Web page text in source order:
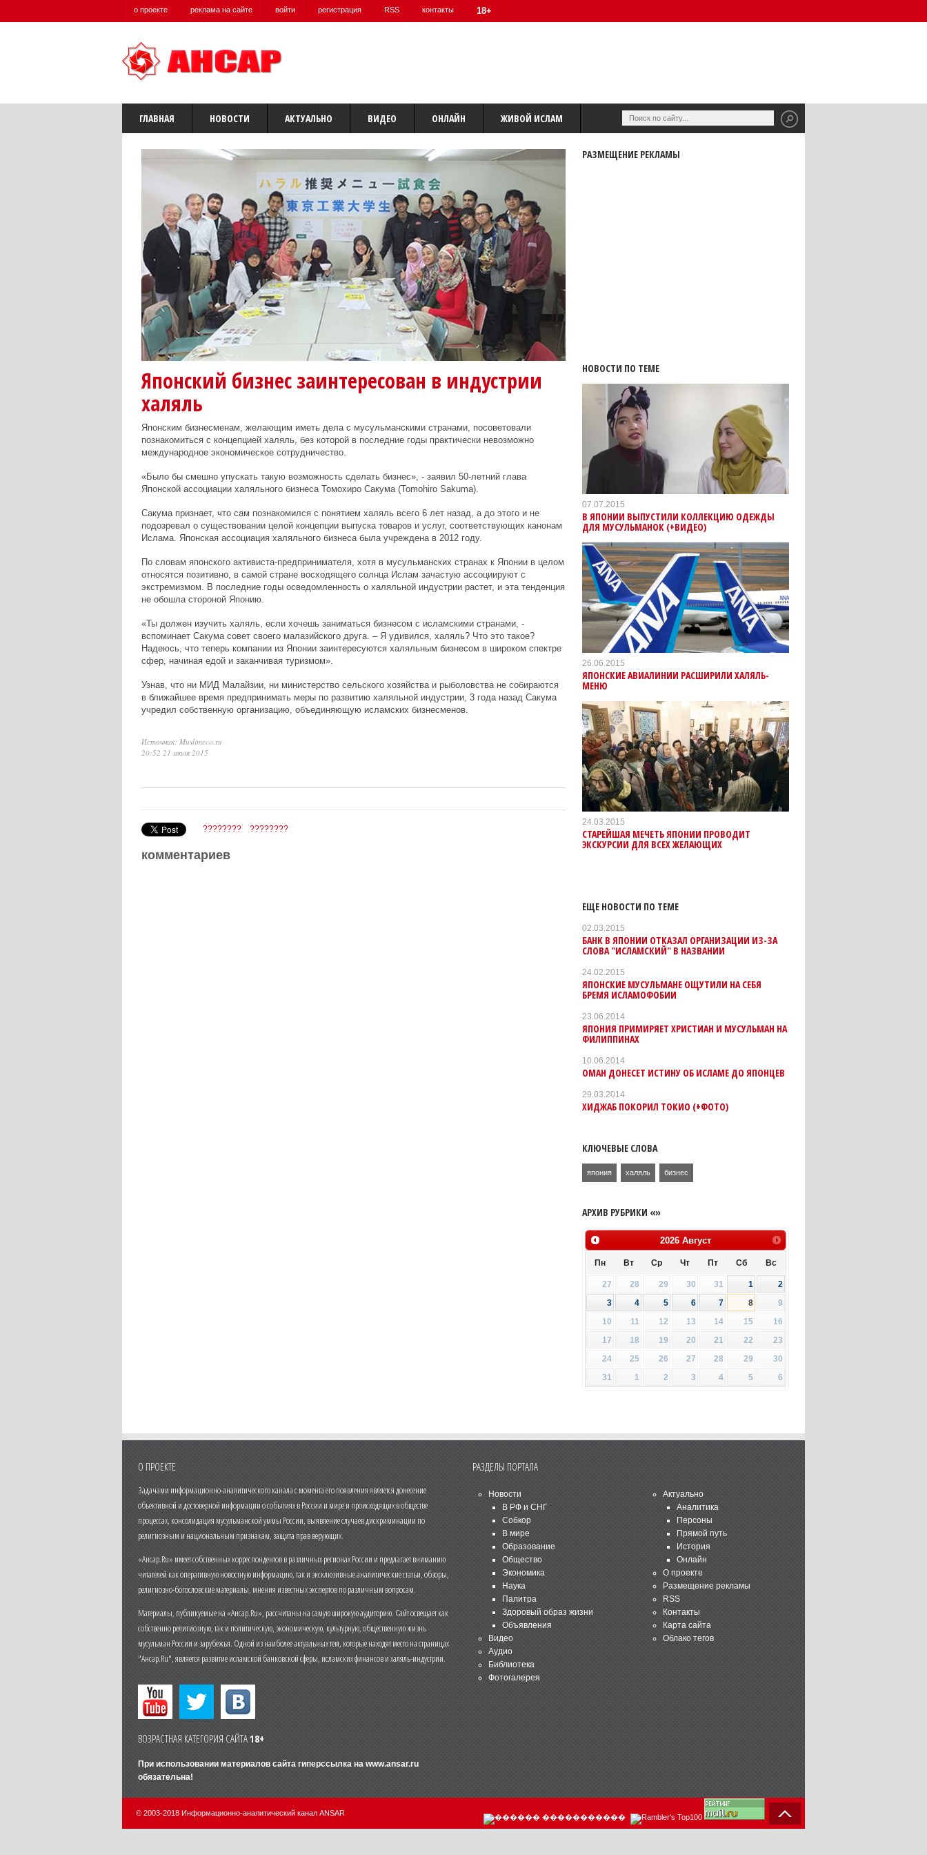
о проекте реклама на сайте войти регистрация RSS контакты 18+
ГЛАВНАЯ НОВОСТИ АКТУАЛЬНО ВИДЕО ОНЛАЙН ЖИВОЙ ИСЛАМ
Японский бизнес заинтересован в индустрии
халяль
Японским бизнесменам, желающим иметь дела с мусульманскими странами, посоветовали
познакомиться с концепцией халяль, без которой в последние годы практически невозможно
международное экономическое сотрудничество.
«Было бы смешно упускать такую возможность сделать бизнес», - заявил 50-летний глава
Японской ассоциации халяльного бизнеса Томохиро Сакума (Tomohiro Sakuma).
Сакума признает, что сам познакомился с понятием халяль всего 6 лет назад, а до этого и не
подозревал о существовании целой концепции выпуска товаров и услуг, соответствующих канонам
Ислама. Японская ассоциация халяльного бизнеса была учреждена в 2012 году.
По словам японского активиста-предпринимателя, хотя в мусульманских странах к Японии в целом
относятся позитивно, в самой стране восходящего солнца Ислам зачастую ассоциируют с
экстремизмом. В последние годы осведомленность о халяльной индустрии растет, и эта тенденция
не обошла стороной Японию.
«Ты должен изучить халяль, если хочешь заниматься бизнесом с исламскими странами, -
вспоминает Сакума совет своего малазийского друга. – Я удивился, халяль? Что это такое?
Надеюсь, что теперь компании из Японии заинтересуются халяльным бизнесом в широком спектре
сфер, начиная едой и заканчивая туризмом».
Узнав, что ни МИД Малайзии, ни министерство сельского хозяйства и рыболовства не собираются
в ближайшее время предпринимать меры по развитию халяльной индустрии, 3 года назад Сакума
учредил собственную организацию, объединяющую исламских бизнесменов.
Источник: Muslimeco.ru
20:52 21 июля 2015
???????? ????????
комментариев
РАЗМЕЩЕНИЕ РЕКЛАМЫ
НОВОСТИ ПО ТЕМЕ
07.07.2015
В ЯПОНИИ ВЫПУСТИЛИ КОЛЛЕКЦИЮ ОДЕЖДЫ
ДЛЯ МУСУЛЬМАНОК (+ВИДЕО)
26.06.2015
ЯПОНСКИЕ АВИАЛИНИИ РАСШИРИЛИ ХАЛЯЛЬ-
МЕНЮ
24.03.2015
СТАРЕЙШАЯ МЕЧЕТЬ ЯПОНИИ ПРОВОДИТ
ЭКСКУРСИИ ДЛЯ ВСЕХ ЖЕЛАЮЩИХ
ЕЩЕ НОВОСТИ ПО ТЕМЕ
02.03.2015
БАНК В ЯПОНИИ ОТКАЗАЛ ОРГАНИЗАЦИИ ИЗ-ЗА
СЛОВА "ИСЛАМСКИЙ" В НАЗВАНИИ
24.02.2015
ЯПОНСКИЕ МУСУЛЬМАНЕ ОЩУТИЛИ НА СЕБЯ
БРЕМЯ ИСЛАМОФОБИИ
23.06.2014
ЯПОНИЯ ПРИМИРЯЕТ ХРИСТИАН И МУСУЛЬМАН НА
ФИЛИППИНАХ
10.06.2014
ОМАН ДОНЕСЕТ ИСТИНУ ОБ ИСЛАМЕ ДО ЯПОНЦЕВ
29.03.2014
ХИДЖАБ ПОКОРИЛ ТОКИО (+ФОТО)
КЛЮЧЕВЫЕ СЛОВА
япония халяль бизнес
АРХИВ РУБРИКИ «»
2026 Август
Пн Вт Ср Чт Пт Сб Вс
27 28 29 30 31 1
2
3
4 5 6 7 8
9
10
11 12 13 14 15
16
17
18 19 20 21 22
23
24
25 26 27 28 29
30
31
1 2 3 4 5 6
О ПРОЕКТЕ
Задачами информационно-аналитического канала с момента его появления является донесение
объективной и достоверной информации о событиях в России и мире и происходящих в обществе
процессах, консолидация мусульманской уммы России, выявление случаев дискриминации по
религиозным и национальным признакам, защита прав верующих.
«Ансар.Ru» имеет собственных корреспондентов в различных регионах России и предлагает вниманию
читателей как оперативную новостную информацию, так и эксклюзивные аналитические статьи, обзоры,
религиозно-богословские материалы, мнения известных экспертов по различным вопросам.
Материалы, публикуемые на «Ансар.Ru», рассчитаны на самую широкую аудиторию. Сайт освещает как
собственно религиозную, так и политическую, экономическую, культурную, общественную жизнь
мусульман России и зарубежья. Одной из наиболее актуальных тем, которые находят место на страницах
"Ансар.Ru", является развитие исламской банковской сферы, исламских финансов и халяль-индустрии.
ВОЗРАСТНАЯ КАТЕГОРИЯ САЙТА18+
При использовании материалов сайта гиперссылка на www.ansar.ru
обязательна!
РАЗДЕЛЫ ПОРТАЛА
Новости
В РФ и СНГ
Собкор
В мире
Образование
Общество
Экономика
Наука
Палитра
Здоровый образ жизни
Объявления
Видео
Аудио
Библиотека
Фотогалерея
Актуально
Аналитика
Персоны
Прямой путь
История
Онлайн
О проекте
Размещение рекламы
RSS
Контакты
Карта сайта
Облако тегов
© 2003-2018 Информационно-аналитический канал ANSAR